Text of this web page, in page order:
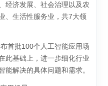
经济发展、社会治理以及农
、生活性服务业，共7大领
首批100个人工智能应用场
此基础上，进一步细化行业
能解决的具体问题和需求。